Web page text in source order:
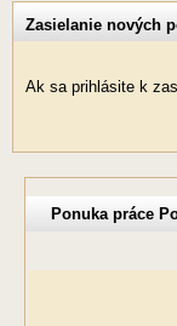
Zasielanie nových
Ak sa prihlásite k
Ponuka práce